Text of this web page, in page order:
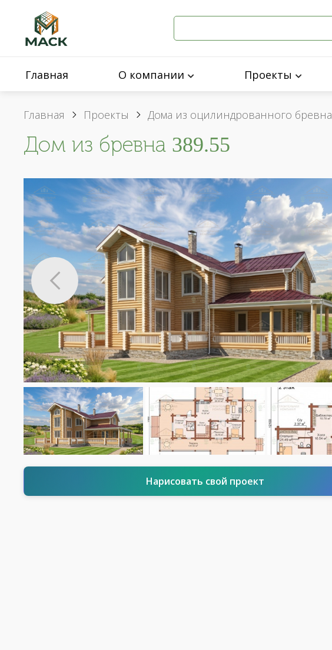
Главная О компании Проекты
Главная Проекты Дома из оцилиндрованного бревна
Дом из бревна 389.55
Нарисовать свой проект